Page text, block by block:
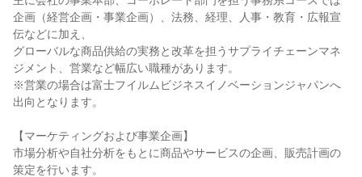
企画（経営企画・事業企画）、法務、経理、人事・教育・広報宣
伝などに加え、
グローバルな商品供給の実務と改革を担うサプライチェーンマネ
ジメント、営業など幅広い職種があります。
※営業の場合は富士フイルムビジネスイノベーションジャパンへ
出向となります。
【マーケティングおよび事業企画】
市場分析や自社分析をもとに商品やサービスの企画、販売計画の
策定を行います。